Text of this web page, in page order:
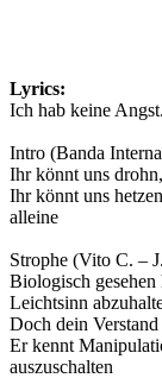
Lyrics:
Ich hab keine
Intro (Banda
Ihr könnt uns
Ihr könnt uns
alleine
Strophe (Vito C. –
Biologisch
Leichtsinn
Doch dein Verstand
Er kennt
auszuschalten